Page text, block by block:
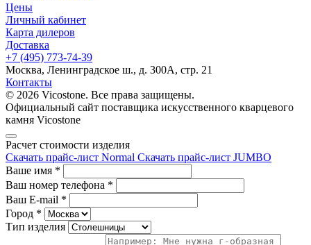
Цены
Личный кабинет
Карта дилеров
Доставка
+7 (495) 773-74-39
Москва, Ленинградское ш., д. 300А, стр. 21
Контакты
© 2026 Vicostone. Все права защищены.
Официальный сайт поставщика искусственного кварцевого
камня Vicostone
Расчет стоимости изделия
Скачать прайс-лист Normal Скачать прайс-лист JUMBO
Ваше имя *
Ваш номер телефона *
Ваш E-mail *
Город *
Тип изделия